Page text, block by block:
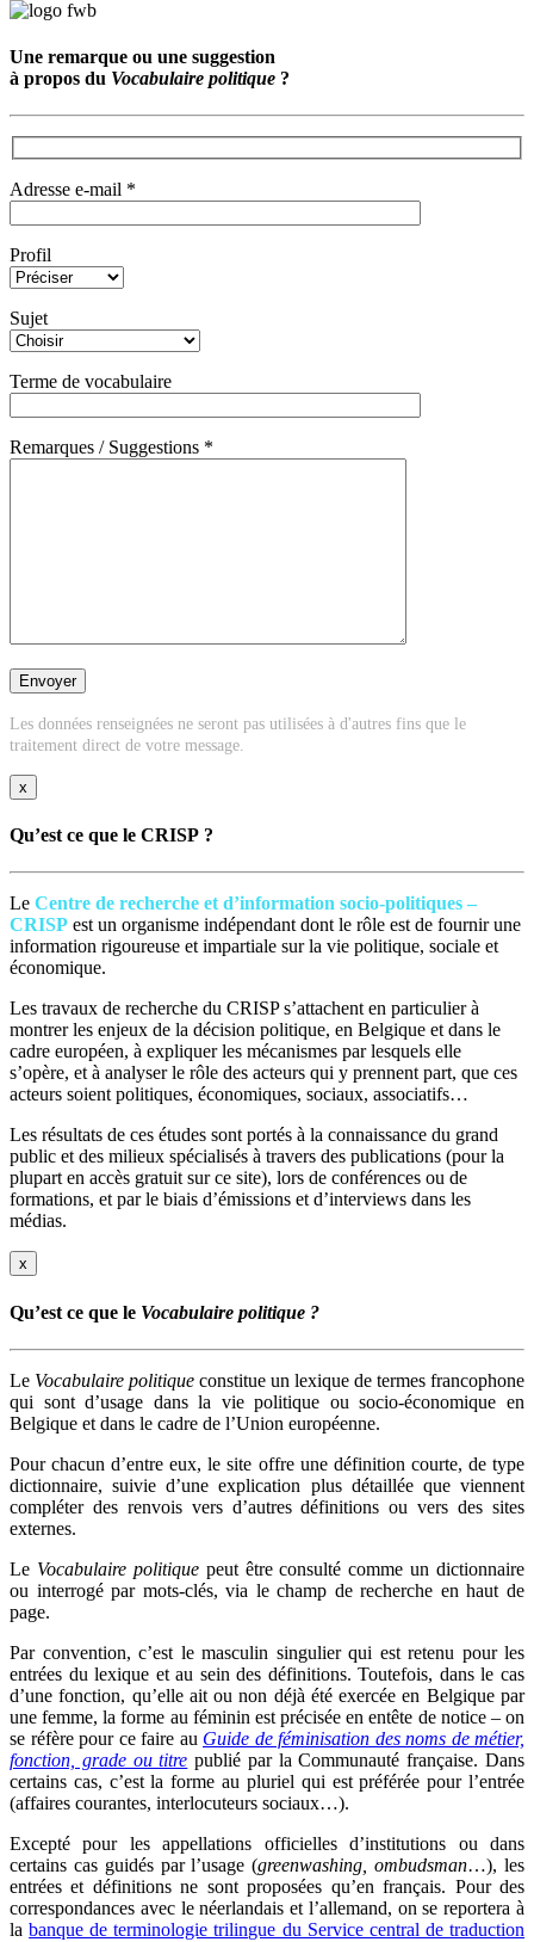
Une remarque ou une suggestion
à propos du Vocabulaire politique ?
Adresse e-mail *
Profil
Sujet
Terme de vocabulaire
Remarques / Suggestions *
Les données renseignées ne seront pas utilisées à d'autres fins que le
traitement direct de votre message.
x
Qu’est ce que le CRISP ?
Le Centre de recherche et d’information socio-politiques –
CRISP est un organisme indépendant dont le rôle est de fournir une
information rigoureuse et impartiale sur la vie politique, sociale et
économique.
Les travaux de recherche du CRISP s’attachent en particulier à
montrer les enjeux de la décision politique, en Belgique et dans le
cadre européen, à expliquer les mécanismes par lesquels elle
s’opère, et à analyser le rôle des acteurs qui y prennent part, que ces
acteurs soient politiques, économiques, sociaux, associatifs…
Les résultats de ces études sont portés à la connaissance du grand
public et des milieux spécialisés à travers des publications (pour la
plupart en accès gratuit sur ce site), lors de conférences ou de
formations, et par le biais d’émissions et d’interviews dans les
médias.
x
Qu’est ce que le Vocabulaire politique ?
Le Vocabulaire politique constitue un lexique de termes francophone
qui sont d’usage dans la vie politique ou socio-économique en
Belgique et dans le cadre de l’Union européenne.
Pour chacun d’entre eux, le site offre une définition courte, de type
dictionnaire, suivie d’une explication plus détaillée que viennent
compléter des renvois vers d’autres définitions ou vers des sites
externes.
Le Vocabulaire politiquepeut être consulté comme un dictionnaire
ou interrogé par mots-clés, via le champ de recherche en haut de
page.
Par convention, c’est le masculin singulier qui est retenu pour les
entrées du lexique et au sein des définitions. Toutefois, dans le cas
d’une fonction, qu’elle ait ou non déjà été exercée en Belgique par
une femme, la forme au féminin est précisée en entête de notice – on
se réfère pour ce faire au Guide de féminisation des noms de métier,
fonction, grade ou titre publié par la Communauté française. Dans
certains cas, c’est la forme au pluriel qui est préférée pour l’entrée
(affaires courantes, interlocuteurs sociaux…).
Excepté pour les appellations officielles d’institutions ou dans
certains cas guidés par l’usage (greenwashing, ombudsman…), les
entrées et définitions ne sont proposées qu’en français. Pour des
correspondances avec le néerlandais et l’allemand, on se reportera à
labanque de terminologie trilingue du Service central de traduction